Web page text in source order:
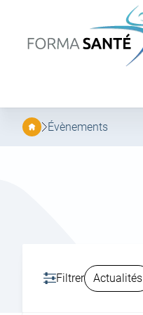
au
menu
au
contenu
Évènements
Filtrer Actualités